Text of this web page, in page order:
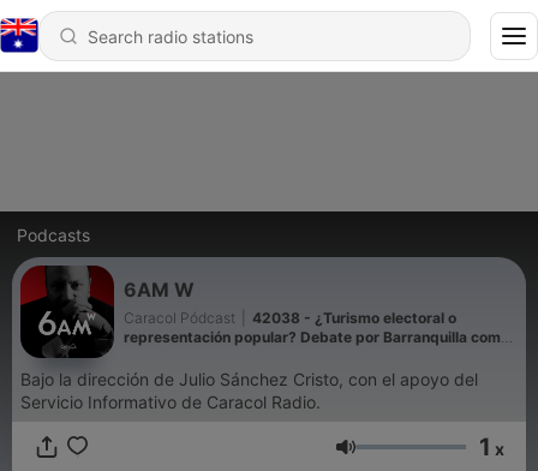
Podcasts
6AM W
Caracol Pódcast
42038 - ¿Turismo electoral o
representación popular? Debate por Barranquilla como
Bajo la dirección de Julio Sánchez Cristo, con el apoyo del
Servicio Informativo de Caracol Radio.
Volume 1 x